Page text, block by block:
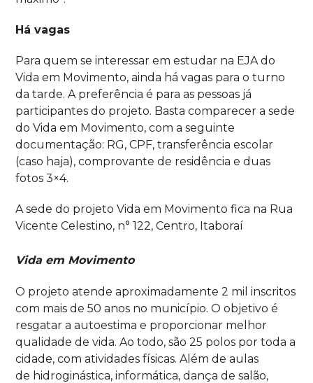
Há vagas
Para quem se interessar em estudar na EJA do
Vida em Movimento, ainda há vagas para o turno
da tarde. A preferência é para as pessoas já
participantes do projeto. Basta comparecer a sede
do Vida em Movimento, com a seguinte
documentação: RG, CPF, transferência escolar
(caso haja), comprovante de residência e duas
fotos 3×4.
A sede do projeto Vida em Movimento fica na Rua
Vicente Celestino, n° 122, Centro, Itaboraí
Vida em Movimento
O projeto atende aproximadamente 2 mil inscritos
com mais de 50 anos no município. O objetivo é
resgatar a autoestima e proporcionar melhor
qualidade de vida. Ao todo, são 25 polos por toda a
cidade, com atividades físicas. Além de aulas
de hidroginástica, informática, dança de salão,